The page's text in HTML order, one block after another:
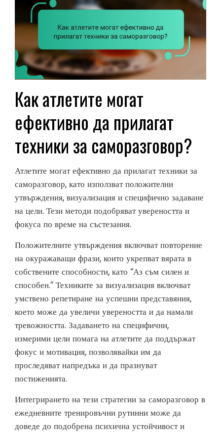
Как атлетите могат
ефективно да прилагат
техники за саморазговор?
Атлетите могат ефективно да прилагат техники за
саморазговор, като използват положителни
утвърждения, визуализация и специфично задаване
на цели. Тези методи подобряват увереността и
фокуса по време на състезания.
Положителните утвърждения включват повторение
на окуражаващи фрази, които укрепват вярата в
собствените способности, като “Аз съм силен и
способен.” Техниките за визуализация включват
умствено репетиране на успешни представяния,
което може да увеличи увереността и да намали
тревожността. Задаването на специфични,
измерими цели помага на атлетите да поддържат
фокус и мотивация, позволявайки им да
проследяват напредъка и да празнуват
постиженията.
Интегрирането на тези стратегии за саморазговор в
ежедневните тренировъчни рутинни може да
доведе до подобрена психична устойчивост и